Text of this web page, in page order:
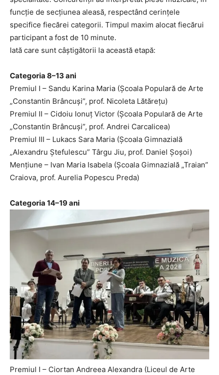
funcție de secțiunea aleasă, respectând cerințele
specifice fiecărei categorii. Timpul maxim alocat fiecărui
participant a fost de 10 minute.
Iată care sunt câștigătorii la această etapă:
Categoria 8–13 ani
Premiul I – Sandu Karina Maria (Școala Populară de Arte
„Constantin Brâncuși”, prof. Nicoleta Lătărețu)
Premiul II – Cidoiu Ionuț Victor (Școala Populară de Arte
„Constantin Brâncuși”, prof. Andrei Carcalicea)
Premiul III – Lukacs Sara Maria (Școala Gimnazială
„Alexandru Ștefulescu” Târgu Jiu, prof. Daniel Șoșoi)
Mențiune – Ivan Maria Isabela (Școala Gimnazială „Traian”
Craiova, prof. Aurelia Popescu Preda)
Categoria 14–19 ani
Premiul I – Ciortan Andreea Alexandra (Liceul de Arte